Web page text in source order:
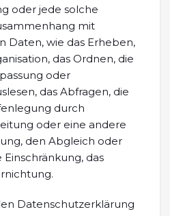
oder jede solche
mit
Daten, wie das Erheben,
das Ordnen, die
oder
das Abfragen, die
durch
oder eine andere
den Abgleich oder
das
Datenschutzerklärung